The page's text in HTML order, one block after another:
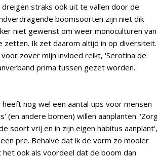
straks ook uit te vallen door de
boomsoorten zijn niet dik
niet gewenst om weer monoculturen van
zetten. Ik zet daarom altijd in op diversiteit.
zover mijn invloed reikt, 'Serotina de
prima tussen gezet worden.'
nog wel een aantal tips voor mensen
(en andere bomen) willen aanplanten.
soort vrij en in zijn eigen habitus aanplant',
pre. Behalve dat ik de vorm zo mooier
ook als voordeel dat de boom dan